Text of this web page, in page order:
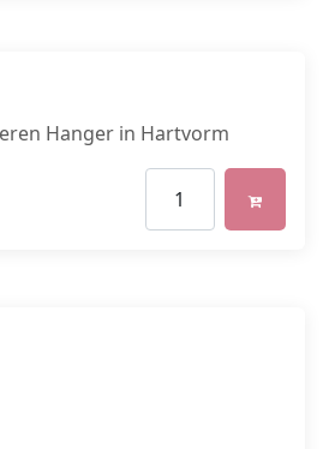
Hanger in Hartvorm